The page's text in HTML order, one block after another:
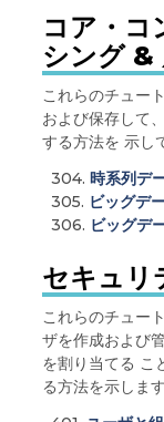
コア・コ
シング &
これらのチュー
および保存して
する方法を 示し
304. 時系列デ
305. ビッグデ
306. ビッグデ
セキュリ
これらのチュー
ザを作成および
を割り当てる こ
る方法を示します